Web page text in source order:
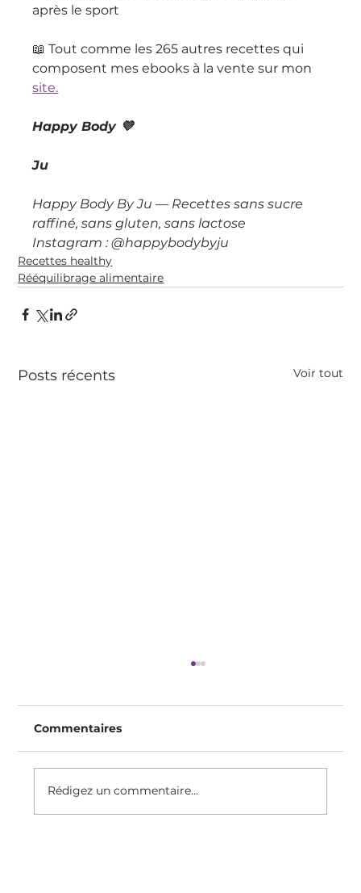
après le sport
📖 Tout comme les 265 autres recettes qui
composent mes ebooks à la vente sur mon
site.
Happy Body 💜
Ju
Happy Body By Ju — Recettes sans sucre
raffiné, sans gluten, sans lactose
Instagram : @happybodybyju
Recettes healthy
Rééquilibrage alimentaire
Posts récents Voir tout
Commentaires
Rédigez un commentaire...